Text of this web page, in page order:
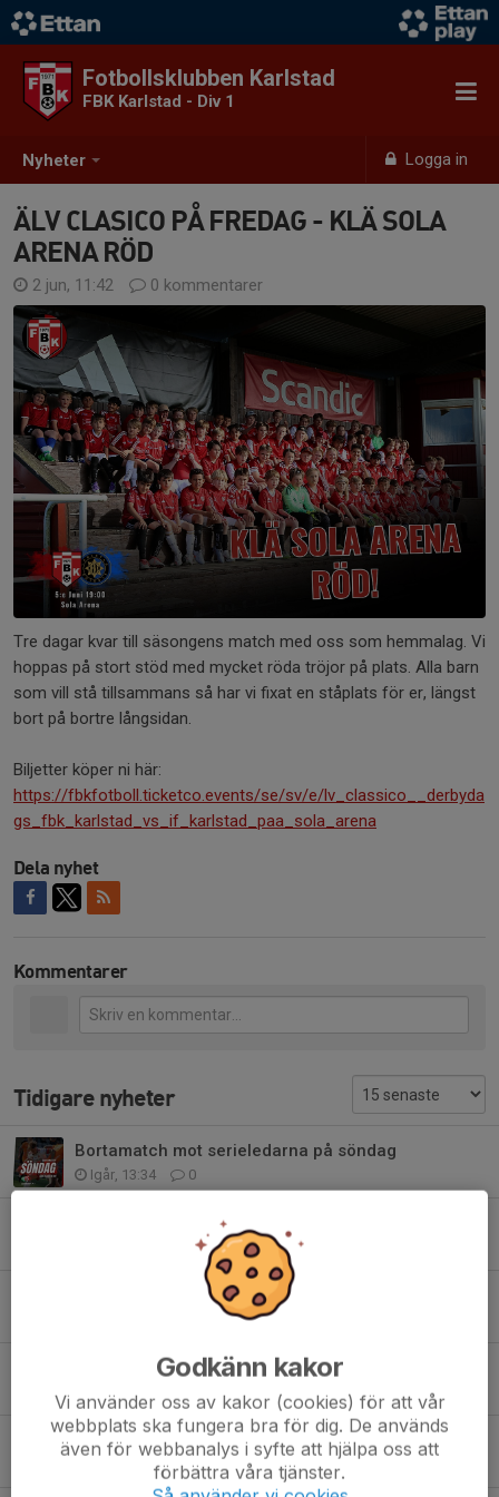
Nyheter Logga in
Fotbollsklubben Karlstad
FBK Karlstad - Div 1
ÄLV CLASICO PÅ FREDAG - KLÄ SOLA
ARENA RÖD
2 jun, 11:42 0 kommentarer
Tre dagar kvar till säsongens match med oss som hemmalag. Vi
hoppas på stort stöd med mycket röda tröjor på plats. Alla barn
som vill stå tillsammans så har vi fixat en ståplats för er, längst
bort på bortre långsidan.
Biljetter köper ni här:
https://fbkfotboll.ticketco.events/se/sv/e/lv_classico__derbyda
gs_fbk_karlstad_vs_if_karlstad_paa_sola_arena
Dela nyhet
Kommentarer
Tidigare nyheter
Bortamatch mot serieledarna på söndag
Igår, 13:34 0
0
Matchdag - Assyriska FF på hemmaplan
FBK Karlstad värvar in tre stycken nyförvärv
31 jul, 07:00
29 jul, 10:13 0
Godkänn kakor
Vi använder oss av kakor (cookies) för att vår
webbplats ska fungera bra för dig. De används
även för webbanalys i syfte att hjälpa oss att
förbättra våra tjänster.